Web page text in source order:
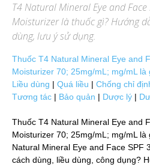
T4 Natural Mineral Eye and Face
Moisturizerlà thuốc gì? Hướng
dùng, lưu ý sử dụng.
Thuốc T4 Natural Mineral Eye and
Moisturizer 70; 25mg/mL; mg/mL là
Liều dùng | Quá liều | Chống chỉ
Tương tác | Bảo quản | Dược lý |
Thuốc T4 Natural Mineral Eye and
Moisturizer 70; 25mg/mL; mg/mL
Natural Mineral Eye and Face SPF
cách dùng, liều dùng, công dụng?